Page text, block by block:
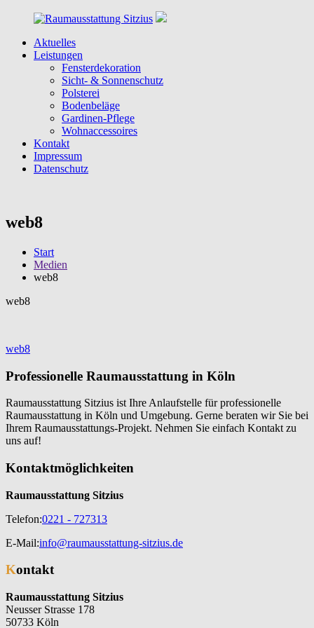
springen
Raumausstattung
Raumausstattung
Umgebung
Aktuelles
Leistungen
Fensterdekoration
Sicht- & Sonnenschutz
Polsterei
Bodenbeläge
Gardinen-Pflege
Wohnaccessoires
Kontakt
Impressum
Datenschutz
web8
Start
Medien
web8
web8
Beitragsnavigation
web8
Professionelle Raumausstattung in Köln
Raumausstattung Sitzius ist Ihre Anlaufstelle für professionelle
Raumausstattung in Köln und Umgebung. Gerne beraten wir Sie bei
Ihrem Raumausstattungs-Projekt. Nehmen Sie einfach Kontakt zu
uns auf!
Kontaktmöglichkeiten
Raumausstattung Sitzius
Telefon:0221 - 727313
E-Mail:info@raumausstattung-sitzius.de
Kontakt
Raumausstattung Sitzius
Neusser Strasse 178
50733 Köln